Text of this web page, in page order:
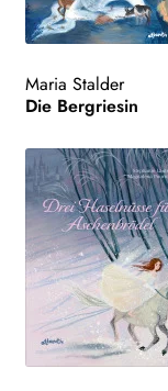
LESUNGEN
VERLAG
HANDEL
LIZENZEN |
NEWSLETTER
WEITERE
Maria Stalder
Die Bergriesin